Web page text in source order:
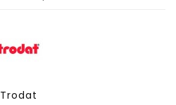
Trodat